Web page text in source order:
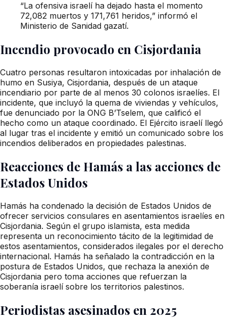
“La ofensiva israelí ha dejado hasta el momento
72,082 muertos y 171,761 heridos,” informó el
Ministerio de Sanidad gazatí.
Incendio provocado en Cisjordania
Cuatro personas resultaron intoxicadas por inhalación de
humo en Susiya, Cisjordania, después de un ataque
incendiario por parte de al menos 30 colonos israelíes. El
incidente, que incluyó la quema de viviendas y vehículos,
fue denunciado por la ONG B’Tselem, que calificó el
hecho como un ataque coordinado. El Ejército israelí llegó
al lugar tras el incidente y emitió un comunicado sobre los
incendios deliberados en propiedades palestinas.
Reacciones de Hamás a las acciones de
Estados Unidos
Hamás ha condenado la decisión de Estados Unidos de
ofrecer servicios consulares en asentamientos israelíes en
Cisjordania. Según el grupo islamista, esta medida
representa un reconocimiento tácito de la legitimidad de
estos asentamientos, considerados ilegales por el derecho
internacional. Hamás ha señalado la contradicción en la
postura de Estados Unidos, que rechaza la anexión de
Cisjordania pero toma acciones que refuerzan la
soberanía israelí sobre los territorios palestinos.
Periodistas asesinados en 2025